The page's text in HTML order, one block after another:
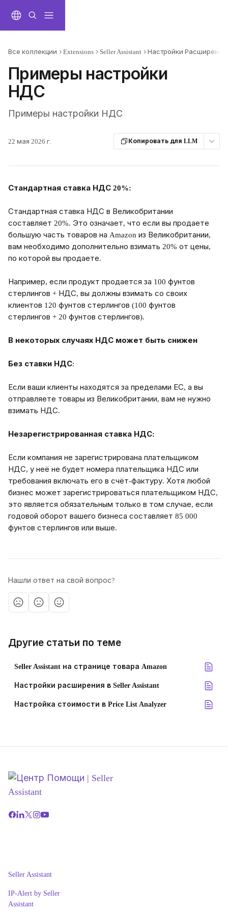
Все коллекции Extensions Seller Assistant Настройки Расширения
Примеры настройки
НДС
Примеры настройки НДС
22 мая 2026 г. Копировать для LLM
Стандартная ставка НДС 20%:
Стандартная ставка НДС в Великобритании
составляет 20%. Это означает, что если вы продаете
большую часть товаров на Amazon из Великобритании,
вам необходимо дополнительно взимать 20% от цены,
по которой вы продаете.
Например, если продукт продается за 100 фунтов
стерлингов + НДС, вы должны взимать со своих
клиентов 120 фунтов стерлингов (100 фунтов
стерлингов + 20 фунтов стерлингов).
В некоторых случаях НДС может быть снижен
Без ставки НДС:
Если ваши клиенты находятся за пределами ЕС, а вы
отправляете товары из Великобритании, вам не нужно
взимать НДС.
Незарегистрированная ставка НДС:
Если компания не зарегистрирована плательщиком
НДС, у неё не будет номера плательщика НДС или
требования включать его в счёт-фактуру. Хотя любой
бизнес может зарегистрироваться плательщиком НДС,
это является обязательным только в том случае, если
годовой оборот вашего бизнеса составляет 85 000
фунтов стерлингов или выше.
Нашли ответ на свой вопрос?
Другие статьи по теме
Seller Assistant на странице товара Amazon
Настройки расширения в Seller Assistant
Настройка стоимости в Price List Analyzer
Seller Assistant
IP-Alert by Seller
Assistant